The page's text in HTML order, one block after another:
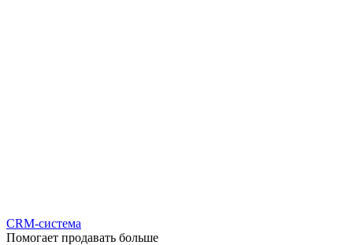
CRM-система
Помогает продавать больше